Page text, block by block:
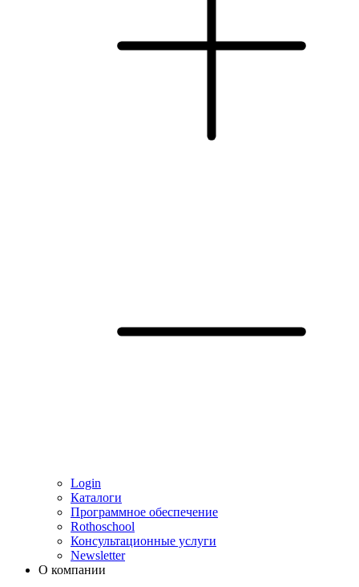
Login
Каталоги
Программное обеспечение
Rothoschool
Консультационные услуги
Newsletter
О компании